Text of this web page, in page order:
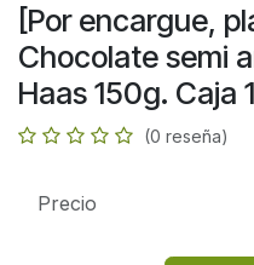
[Por encargue,
Chocolate semi
Haas 150g. Caja
(0 reseña)
Precio